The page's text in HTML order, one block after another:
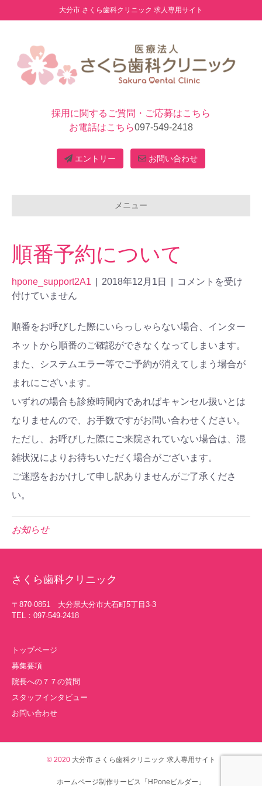
大分市 さくら歯科クリニック 求人専用サイト
採用に関するご質問・ご応募はこちら
お電話はこちら097-549-2418
エントリー お問い合わせ
メニュー
順番予約について
hpone_support2A1 2018年12月1日
コメントを受け
付けていません
順番をお呼びした際にいらっしゃらない場合、インター
ネットから順番のご確認ができなくなってしまいます。
また、システムエラー等でご予約が消えてしまう場合が
まれにございます。
いずれの場合も診療時間内であればキャンセル扱いとは
なりませんので、お手数ですがお問い合わせください。
ただし、お呼びした際にご来院されていない場合は、混
雑状況によりお待ちいただく場合がございます。
ご迷惑をおかけして申し訳ありませんがご了承くださ
い。
お知らせ
さくら歯科クリニック
〒870-0851 大分県大分市大石町5丁目3-3
TEL：097-549-2418
トップページ
募集要項
院長への７７の質問
スタッフインタビュー
お問い合わせ
© 2020大分市 さくら歯科クリニック 求人専用サイト
ホームページ制作サービス「HPoneビルダー」